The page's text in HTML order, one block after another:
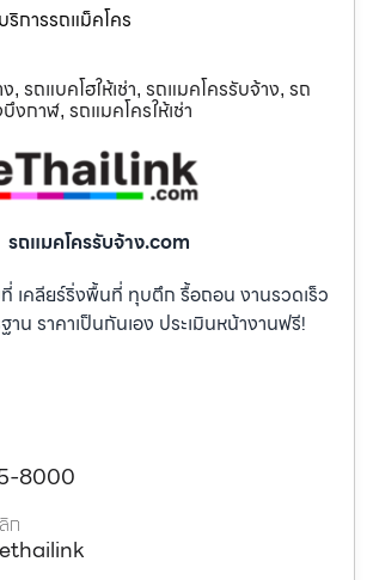
การรถแม็คโคร
, รถแบคโฮให้เช่า, รถแมคโครรับจ้าง, รถ
บึงกาฬ, รถแมคโครให้เช่า
รถแมคโครรับจ้าง.com
เคลียร์ริ่งพื้นที่ ทุบตึก รื้อถอน งานรวดเร็ว
น ราคาเป็นกันเอง ประเมินหน้างานฟรี!
8000
ก